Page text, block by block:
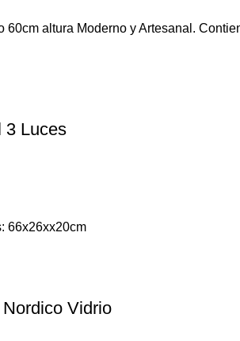
altura Moderno y Artesanal.
3 Luces
66x26xx20cm
Vidrio